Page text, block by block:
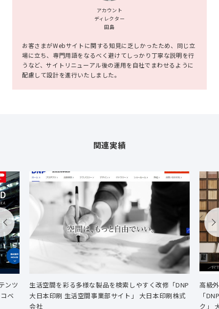
アカウント
ディレクター
田島
お客さまがWebサイトに関する知見に乏しかったため、同じ立
場に立ち、専門用語をなるべく避けてしっかり丁寧な説明を行
うなど、サイトリニューアル後の運用を自社でまわせるように
配慮して設計を進行いたしました。
関連実績
ンツ
ベ
生活空間を彩る多様な製品を検索しやすく改修「DNP
大日本印刷 生活空間事業部サイト」 大日本印刷株式
会社
高級
「
ク」